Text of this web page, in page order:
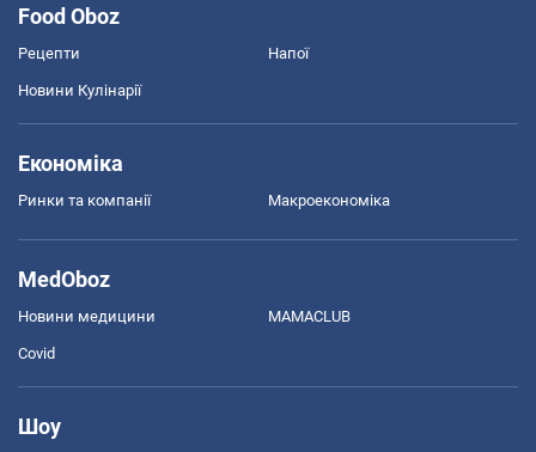
Food Oboz
Рецепти Напої
Новини Кулінарії
Економіка
Ринки та компанії Макроекономіка
MedOboz
Новини медицини MAMACLUB
Covid
Шоу